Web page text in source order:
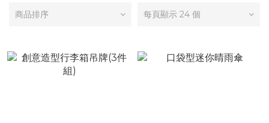
商品排序 每頁顯示 24 個